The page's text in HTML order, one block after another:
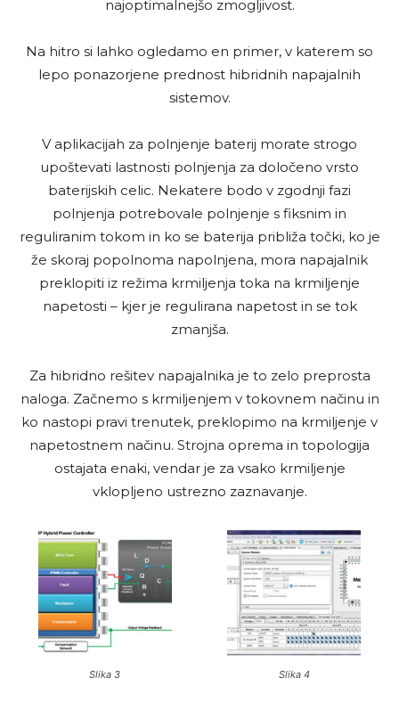
najoptimalnejšo zmogljivost.
Na hitro si lahko ogledamo en primer, v katerem so
lepo ponazorjene prednost hibridnih napajalnih
sistemov.
V aplikacijah za polnjenje baterij morate strogo
upoštevati lastnosti polnjenja za določeno vrsto
baterijskih celic. Nekatere bodo v zgodnji fazi
polnjenja potrebovale polnjenje s fiksnim in
reguliranim tokom in ko se baterija približa točki, ko je
že skoraj popolnoma napolnjena, mora napajalnik
preklopiti iz režima krmiljenja toka na krmiljenje
napetosti – kjer je regulirana napetost in se tok
zmanjša.
Za hibridno rešitev napajalnika je to zelo preprosta
naloga. Začnemo s krmiljenjem v tokovnem načinu in
ko nastopi pravi trenutek, preklopimo na krmiljenje v
napetostnem načinu. Strojna oprema in topologija
ostajata enaki, vendar je za vsako krmiljenje
vklopljeno ustrezno zaznavanje.
Slika 3 Slika 4